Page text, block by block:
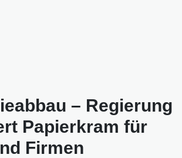
– Regierung
Papierkram für
Firmen